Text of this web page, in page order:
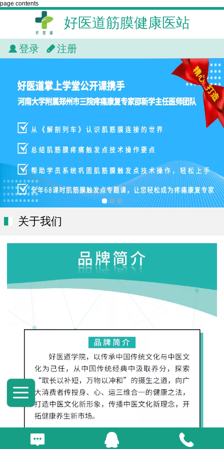
page contents
好医道筋膜健康医站
登录 注册
关于我们